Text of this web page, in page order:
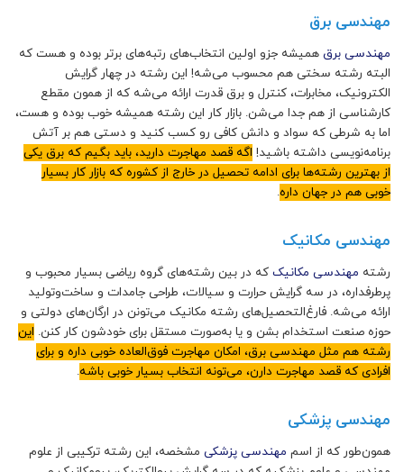
مهندسی برق
مهندسی برق همیشه جزو اولین انتخاب‌های رتبه‌های برتر بوده و هست که
البته رشته سختی هم محسوب می‌شه! این رشته در چهار گرایش
الکترونیک، مخابرات، کنترل و برق قدرت ارائه می‌شه که از همون مقطع
کارشناسی از هم جدا می‌شن. بازار کار این رشته همیشه خوب بوده و هست،
اما به شرطی که سواد و دانش کافی رو کسب کنید و دستی هم بر آتش
برنامه‌نویسی داشته باشید! اگه قصد مهاجرت دارید، باید بگیم که برق یکی
از بهترین رشته‌ها برای ادامه تحصیل در خارج از کشوره که بازار کار بسیار
خوبی هم در جهان داره.
مهندسی مکانیک
رشته مهندسی مکانیک که در بین رشته‌های گروه ریاضی بسیار محبوب و
پرطرفداره، در سه گرایش حرارت و سیالات، طراحی جامدات و ساخت‌و‌تولید
ارائه می‌شه. فارغ‌التحصیل‌های رشته مکانیک می‌تونن در ارگان‌های دولتی و
حوزه صنعت استخدام بشن و یا به‌صورت مستقل برای خودشون کار کنن. این
رشته هم مثل مهندسی برق، امکان مهاجرت فوق‌العاده خوبی داره و برای
افرادی که قصد مهاجرت دارن، می‌تونه انتخاب بسیار خوبی باشه.
مهندسی پزشکی
همون‌طور که از اسم مهندسی پزشکی مشخصه، این رشته ترکیبی از علوم